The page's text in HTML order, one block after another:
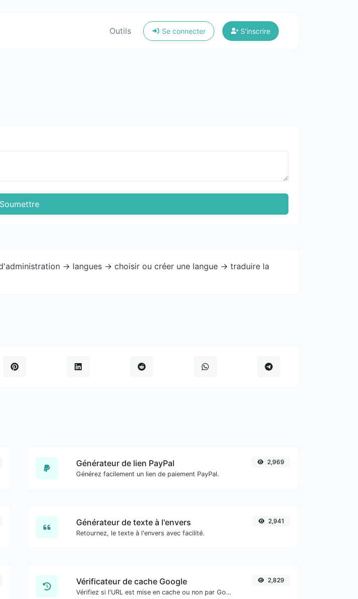
Outils Se connecter S'inscrire
Soumettre
-> langues -> choisir ou créer une langue -> traduire la
Générateur de lien PayPal
Générez facilement un lien de paiement PayPal.
2,969
Générateur de texte à l'envers
Retournez, le texte à l'envers avec facilité.
2,941
Vérificateur de cache Google
Vérifiez si l'URL est mise en cache ou non par Google.
2,829